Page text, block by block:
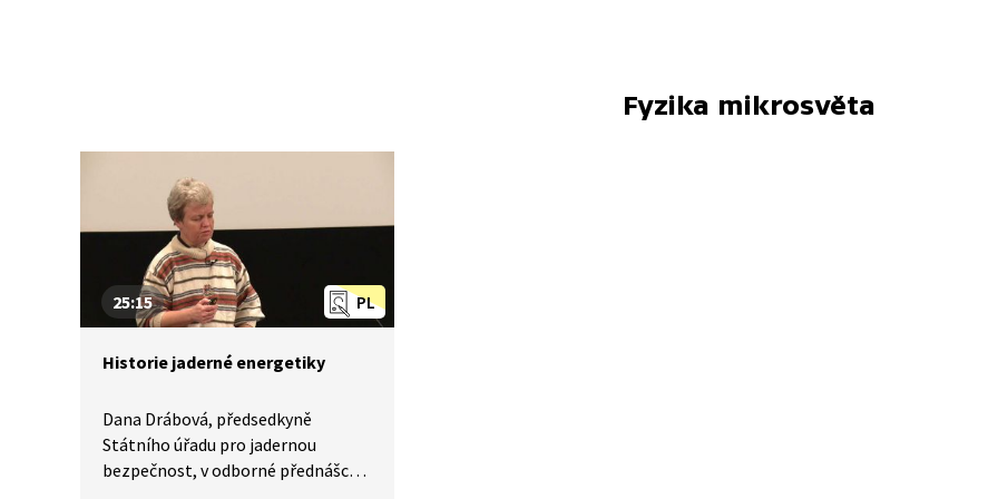
Fyzika mikrosvěta
PL
25:15
Historie jaderné energetiky
Dana Drábová, předsedkyně
Státního úřadu pro jadernou
bezpečnost, v odborné přednášce